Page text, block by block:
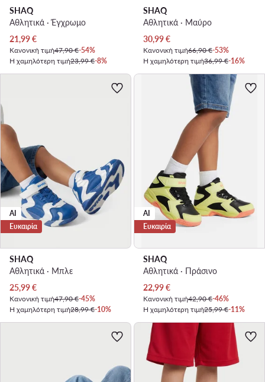
SHAQ
Αθλητικά · Έγχρωμο
Τρέχουσα τιμή
21,99€
Κανονική τιμή47,90 €-54%
Η χαμηλότερη τιμή23,99 €-8%
SHAQ
Αθλητικά · Μαύρο
Τρέχουσα τιμή
30,99€
Κανονική τιμή66,90 €-53%
Η χαμηλότερη τιμή36,99 €-16%
AI
Ευκαιρία
SHAQ
Αθλητικά · Μπλε
Τρέχουσα τιμή
25,99€
Κανονική τιμή47,90 €-45%
Η χαμηλότερη τιμή28,99 €-10%
AI
Ευκαιρία
SHAQ
Αθλητικά · Πράσινο
Τρέχουσα τιμή
22,99€
Κανονική τιμή42,90 €-46%
Η χαμηλότερη τιμή25,99 €-11%